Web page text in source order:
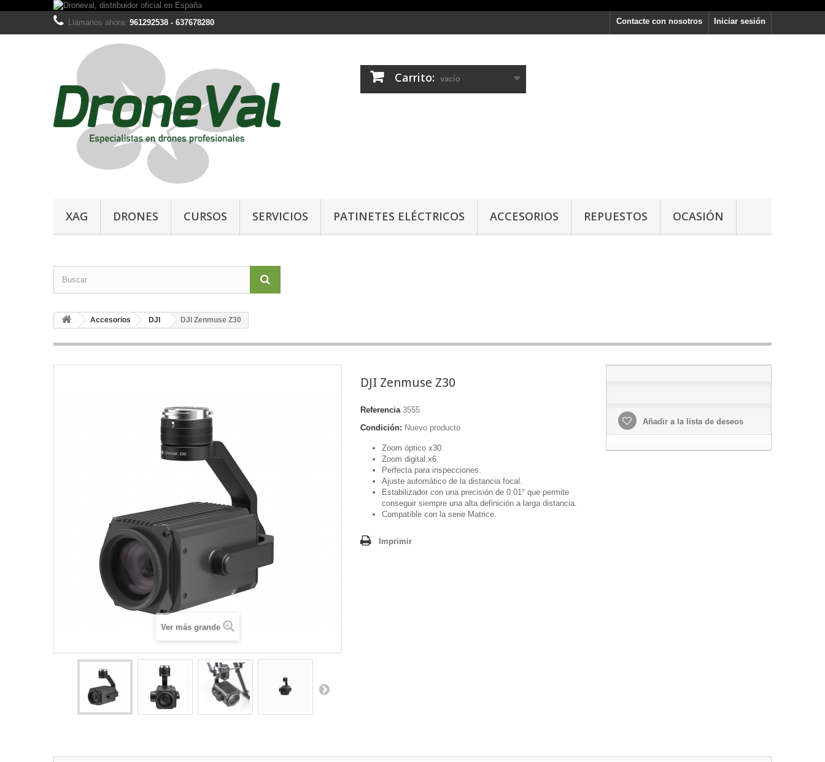
Iniciar sesión
Contacte con nosotros
Llámanos ahora: 961292538 - 637678280
Carrito: vacío
XAG DRONES CURSOS SERVICIOS PATINETES ELÉCTRICOS ACCESORIOS REPUESTOS OCASIÓN
Accesorios DJI DJI Zenmuse Z30
Ver más grande
DJI Zenmuse Z30
Referencia 3555
Condición: Nuevo producto
Zoom óptico x30.
Zoom digital x6.
Perfecta para inspecciones.
Ajuste automático de la distancia focal.
Estabilizador con una precisión de 0.01° que permite
conseguir siempre una alta definición a larga distancia.
Compatible con la serie Matrice.
Imprimir
Añadir a la lista de deseos